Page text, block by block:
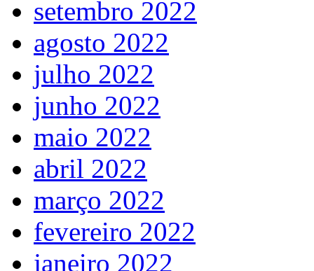
setembro 2022
agosto 2022
julho 2022
junho 2022
maio 2022
abril 2022
março 2022
fevereiro 2022
janeiro 2022